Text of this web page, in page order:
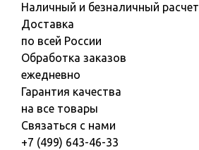
Наличный и безналичный расчет
Доставка
по всей России
Обработка заказов
ежедневно
Гарантия качества
на все товары
Связаться с нами
+7 (499) 643-46-33